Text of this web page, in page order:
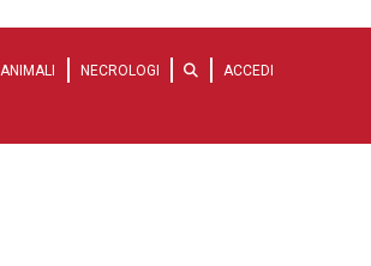
ANIMALI NECROLOGI ACCEDI